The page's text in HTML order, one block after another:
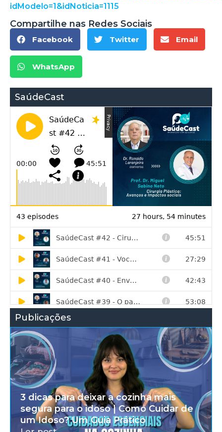
idModelo=1&idNoticia=1115
Compartilhe nas Redes Sociais
Facebook Twitter Email
WhatsApp
SaúdeCast
Publicações
3 dicas para deixar a cozinha mais
segura para o idoso | Como Cuidar de
um Idoso? Um Guia Prático